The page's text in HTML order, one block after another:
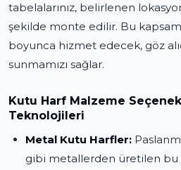
tabelalarınız, belirlenen
şekilde monte edilir. Bu
boyunca hizmet edecek, göz
sunmamızı sağlar.
Kutu Harf Malzeme
Teknolojileri
Metal Kutu Harfler:
gibi metallerden üretilen bu